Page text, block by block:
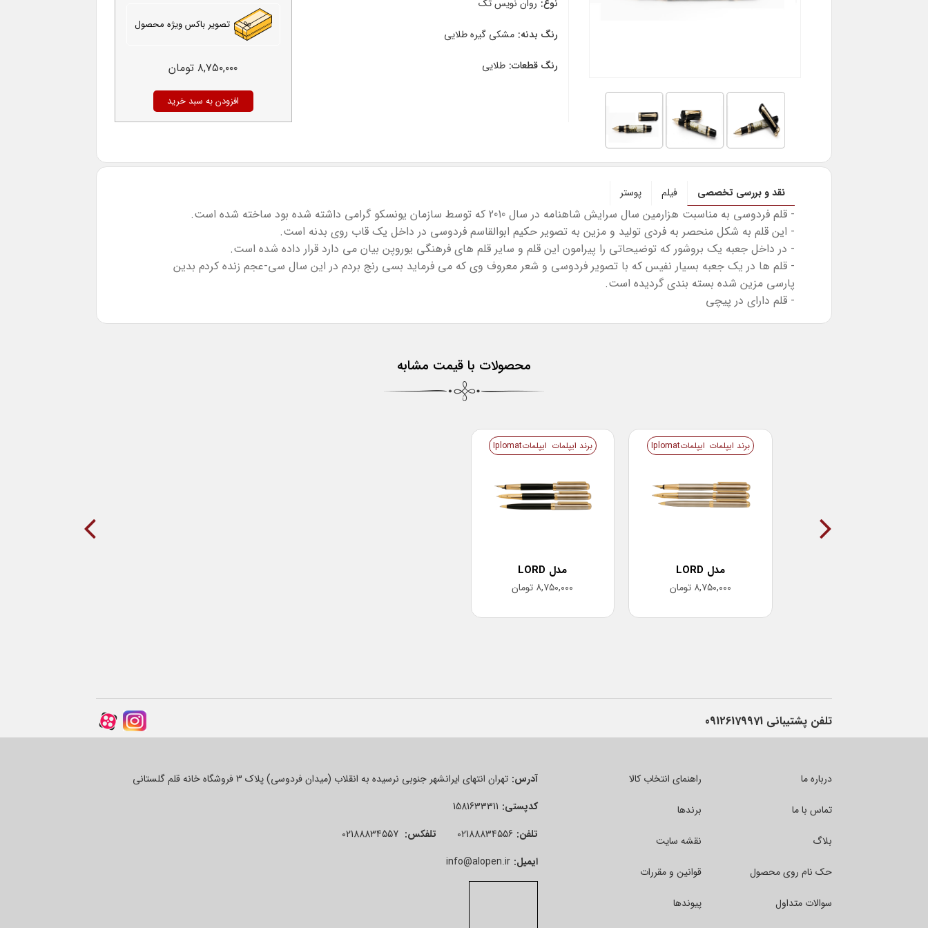
نوع: روان نویس تک
رنگ بدنه: مشکی گیره طلایی
رنگ قطعات: طلایی
تصویر باکس ویژه محصول
۸,۷۵۰,۰۰۰تومان
افزودن به سبد خرید
نقد و بررسی تخصصی فیلم پوستر
- قلم فردوسی به مناسبت هزارمین سال سرایش شاهنامه در سال 2010 که توسط سازمان یونسکو گرامی داشته شده بود ساخته شده است.
- این قلم به شکل منحصر به فردی تولید و مزین به تصویر حکیم ابوالقاسم فردوسی در داخل یک قاب روی بدنه است.
- در داخل جعبه یک بروشور که توضیحاتی را پیرامون این قلم و سایر قلم های فرهنگی یوروپن بیان می دارد قرار داده شده است.
- قلم ها در یک جعبه بسیار نفیس که با تصویر فردوسی و شعر معروف وی که می فرماید بسی رنج بردم در این سال سی-عجم زنده کردم بدین
پارسی مزین شده بسته بندی گردیده است.
- قلم دارای در پیچی
محصولات با قیمت مشابه
برند ایپلمات ایپلماتIplomat
مدل LORD
۸,۷۵۰,۰۰۰ تومان
برند ایپلمات ایپلماتIplomat
مدل LORD
۸,۷۵۰,۰۰۰ تومان
تلفن پشتیبانی 09126179971
درباره ما
تماس با ما
بلاگ
حک نام روی محصول
سوالات متداول
راهنمای انتخاب کالا
برندها
نقشه سایت
قوانین و مقررات
پیوندها
آدرس: تهران انتهای ایرانشهر جنوبی نرسیده به انقلاب (میدان فردوسی) پلاک 3 فروشگاه خانه قلم گلستانی
کدپستی: 1581633311
تلفن: 02188834556 تلفکس: 02188834557
ایمیل: info@alopen.ir